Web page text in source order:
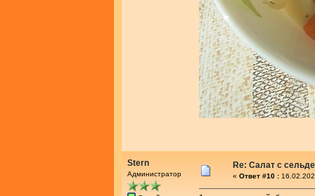
Stern
Администратор
Re: Салат с
« Ответ #10 :